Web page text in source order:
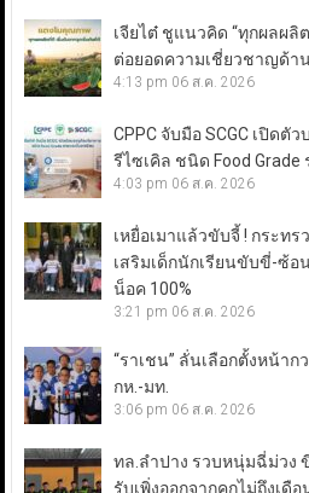
เจียไต๋ ชูแนวคิด “ทุกผลผลิ
ต่อยอดความเชี่ยวชาญด้า
4:13 pm 06 ส.ค. 2026
CPPC จับมือ SCGC เปิด
รีไซเคิล ชนิด Food Grade
4:03 pm 06 ส.ค. 2026
เหยื่อเมาแล้วขับจี้ ! กระท
เสริมเด็กนักเรียนขับขี่-ซ้อ
น็อค 100%
3:21 pm 06 ส.ค. 2026
“ราเชน” ลั่นเลือกตั้งหน้าก
กห.-มท.
3:06 pm 06 ส.ค. 2026
ทล.ลำปาง รวบหนุ่มฉี่ม่วง
รับเพิ่งออกจากคุกไม่ถึงเดือ